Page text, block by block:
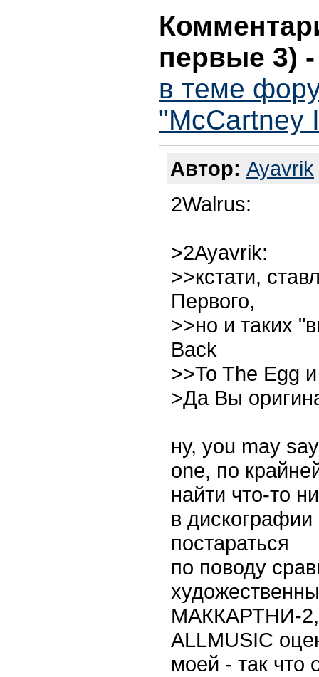
первые 3)
в теме
"McCartney
Автор: Ayavrik
2Walrus:
>2Ayavrik:
>>кстати,
Первого,
>>но и таких
Back
>>To The Egg
>Да Вы
ну, you may
one, по
найти что-то
в
постараться
по поводу
МАККАРТНИ-2,
ALLMUSIC
моей - так что